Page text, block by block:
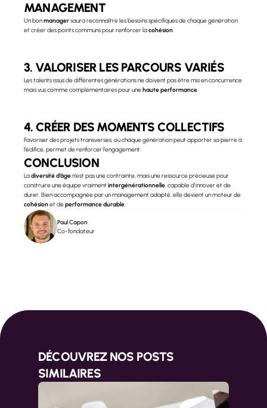
MANAGEMENT
Un bon manager saura reconnaître les besoins spécifiques de chaque génération
et créer des points communs pour renforcer la cohésion.
3. VALORISER LES PARCOURS VARIÉS
Les talents issus de différentes générations ne doivent pas être mis en concurrence
mais vus comme complémentaires pour une haute performance.
4. CRÉER DES MOMENTS COLLECTIFS
Favoriser des projets transverses, où chaque génération peut apporter sa pierre à
l’édifice, permet de renforcer l’engagement.
CONCLUSION
La diversité d’âge n’est pas une contrainte, mais une ressource précieuse pour
construire une équipe vraiment intergénérationnelle, capable d’innover et de
cohésion et de performance durable.
Paul Capon
Co-fondateur
DÉCOUVREZ NOS POSTS
SIMILAIRES